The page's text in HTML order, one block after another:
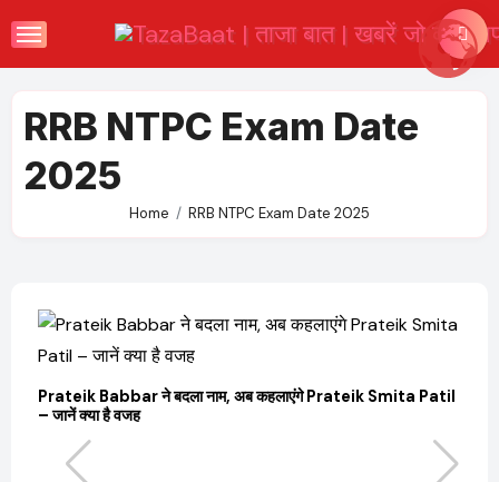
to
RRB NTPC Exam Date
2025
Home RRB NTPC Exam Date 2025
Prateik Babbar ने बदला नाम, अब कहलाएंगे Prateik Smita Patil
– जानें क्या है वजह